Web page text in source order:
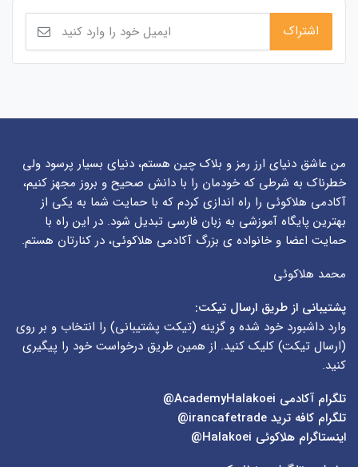
من عاشق دنیای ارز رمز و بلاک چین هستم، دنیای بسیار پرسود ولی
خطرناک به شرطی که خودمان را با دانش صحیح و بروز مجهز کنیم،
آکادمی هلاکوئی را راه اندازی کردم که با حمایت شما به یکی از
بهترین پایگاه آموزشی به زبان فارسی تبدیل شود. در این راه با
حمایت اعضا و خانواده ی بزرگ آکادمی هلاکوئی، در کنارتان هستم.
محمد هلاکوئی
پشتیبانی از طریق ارسال تیکت:
وارد داشبورد خود شده و گزینه (تیکت پشتیبانی) را انتخاب و بر روی
(ارسال تیکت) کلیک کنید. از همین طریق درخواست خود را پیگیری
کنید.
تلگرام آکادمی
تلگرام کافه ترید irancafetrade@
اینستاگرام هلاکوئی Halakoei@